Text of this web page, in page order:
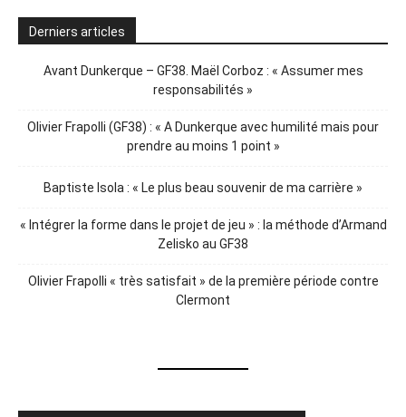
Derniers articles
Avant Dunkerque – GF38. Maël Corboz : « Assumer mes
responsabilités »
Olivier Frapolli (GF38) : « A Dunkerque avec humilité mais pour
prendre au moins 1 point »
Baptiste Isola : « Le plus beau souvenir de ma carrière »
« Intégrer la forme dans le projet de jeu » : la méthode d’Armand
Zelisko au GF38
Olivier Frapolli « très satisfait » de la première période contre
Clermont